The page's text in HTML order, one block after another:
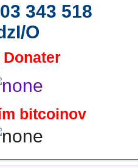
343 518
O
Donater
bitcoinov